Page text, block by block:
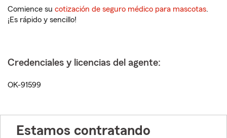
Comience su cotización de seguro médico para mascotas.
¡Es rápido y sencillo!
Credenciales y licencias del agente:
OK-91599
Estamos contratando